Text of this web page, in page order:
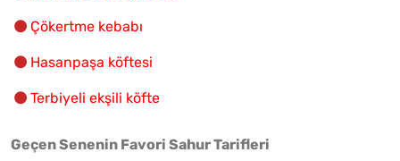
Çökertme kebabı
Hasanpaşa köftesi
Terbiyeli ekşili köfte
Geçen Senenin Favori Sahur Tarifleri